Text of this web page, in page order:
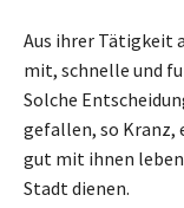
Aus ihrer Tätigkeit
mit, schnelle und
Solche
gefallen, so Kranz,
gut mit ihnen
Stadt dienen.